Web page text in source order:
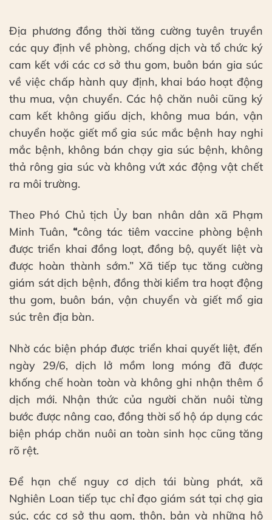
Địa phương đồng thời tăng cường tuyên truyền
các quy định về phòng, chống dịch và tổ chức ký
cam kết với các cơ sở thu gom, buôn bán gia súc
về việc chấp hành quy định, khai báo hoạt động
thu mua, vận chuyển. Các hộ chăn nuôi cũng ký
cam kết không giấu dịch, không mua bán, vận
chuyển hoặc giết mổ gia súc mắc bệnh hay nghi
mắc bệnh, không bán chạy gia súc bệnh, không
thả rông gia súc và không vứt xác động vật chết
ra môi trường.
Theo Phó Chủ tịch Ủy ban nhân dân xã Phạm
Minh Tuân, “công tác tiêm vaccine phòng bệnh
được triển khai đồng loạt, đồng bộ, quyết liệt và
được hoàn thành sớm.” Xã tiếp tục tăng cường
giám sát dịch bệnh, đồng thời kiểm tra hoạt động
thu gom, buôn bán, vận chuyển và giết mổ gia
súc trên địa bàn.
Nhờ các biện pháp được triển khai quyết liệt, đến
ngày 29/6, dịch lở mồm long móng đã được
khống chế hoàn toàn và không ghi nhận thêm ổ
dịch mới. Nhận thức của người chăn nuôi từng
bước được nâng cao, đồng thời số hộ áp dụng các
biện pháp chăn nuôi an toàn sinh học cũng tăng
rõ rệt.
Để hạn chế nguy cơ dịch tái bùng phát, xã
Nghiên Loan tiếp tục chỉ đạo giám sát tại chợ gia
súc, các cơ sở thu gom, thôn, bản và những hộ